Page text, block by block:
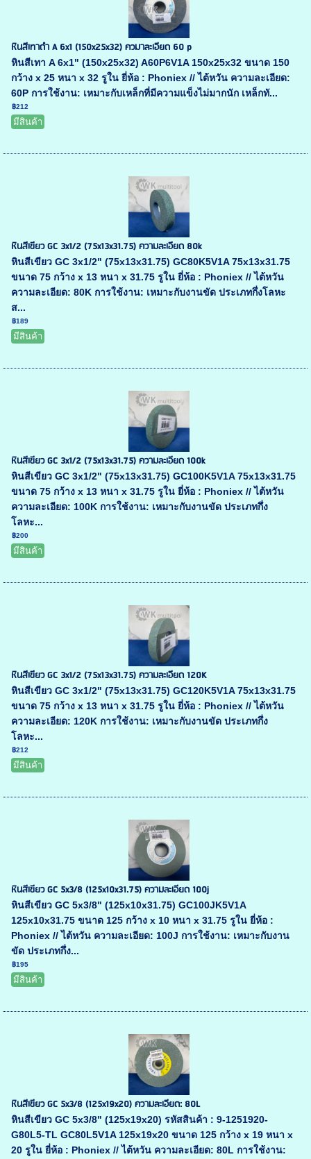
หินสีเทาดำ A 6x1 (150x25x32) ควมาละเอียด 60 p
หินสีเทา A 6x1" (150x25x32) A60P6V1A 150x25x32 ขนาด 150
กว้าง x 25 หนา x 32 รูใน ยี่ห้อ : Phoniex // ไต้หวัน ความละเอียด:
60P การใช้งาน: เหมาะกับเหล็กที่มีความแข็งไม่มากนัก เหล็กทั...
฿212
มีสินค้า
หินสีเขียว GC 3x1/2 (75x13x31.75) ความละเอียด 80k
หินสีเขียว GC 3x1/2" (75x13x31.75) GC80K5V1A 75x13x31.75
ขนาด 75 กว้าง x 13 หนา x 31.75 รูใน ยี่ห้อ : Phoniex // ไต้หวัน
ความละเอียด: 80K การใช้งาน: เหมาะกับงานขัด ประเภทกึ่งโลหะ
ส...
฿189
มีสินค้า
หินสีเขียว GC 3x1/2 (75x13x31.75) ความละเอียด 100k
หินสีเขียว GC 3x1/2" (75x13x31.75) GC100K5V1A 75x13x31.75
ขนาด 75 กว้าง x 13 หนา x 31.75 รูใน ยี่ห้อ : Phoniex // ไต้หวัน
ความละเอียด: 100K การใช้งาน: เหมาะกับงานขัด ประเภทกึ่ง
โลหะ...
฿200
มีสินค้า
หินสีเขียว GC 3x1/2 (75x13x31.75) ความละเอียด 120K
หินสีเขียว GC 3x1/2" (75x13x31.75) GC120K5V1A 75x13x31.75
ขนาด 75 กว้าง x 13 หนา x 31.75 รูใน ยี่ห้อ : Phoniex // ไต้หวัน
ความละเอียด: 120K การใช้งาน: เหมาะกับงานขัด ประเภทกึ่ง
โลหะ...
฿212
มีสินค้า
หินสีเขียว GC 5x3/8 (125x10x31.75) ความละเอียด 100j
หินสีเขียว GC 5x3/8" (125x10x31.75) GC100JK5V1A
125x10x31.75 ขนาด 125 กว้าง x 10 หนา x 31.75 รูใน ยี่ห้อ :
Phoniex // ไต้หวัน ความละเอียด: 100J การใช้งาน: เหมาะกับงาน
ขัด ประเภทกึ่ง...
฿195
มีสินค้า
หินสีเขียว GC 5x3/8 (125x19x20) ความละเอียด: 80L
หินสีเขียว GC 5x3/8" (125x19x20) รหัสสินค้า : 9-1251920-
G80L5-TL GC80L5V1A 125x19x20 ขนาด 125 กว้าง x 19 หนา x
20 รูใน ยี่ห้อ : Phoniex // ไต้หวัน ความละเอียด: 80L การใช้งาน: